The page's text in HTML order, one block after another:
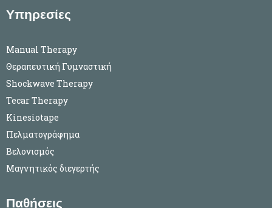
Υπηρεσίες
Manual Therapy
Θεραπευτική Γυμναστική
Shockwave Therapy
Tecar Therapy
Kinesiotape
Πελματογράφημα
Βελονισμός
Μαγνητικός διεγερτής
Παθήσεις